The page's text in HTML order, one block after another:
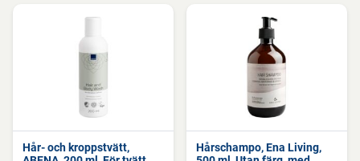
Hår- och kroppstvätt,
Hårschampo, Ena Living,